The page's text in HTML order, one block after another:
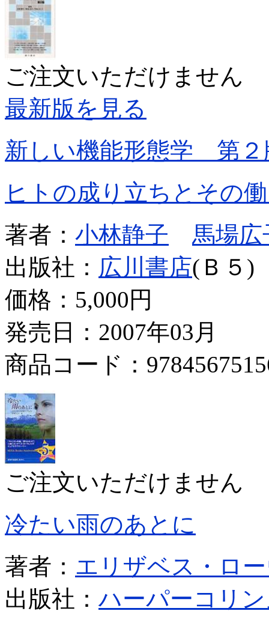
ご注文いただけません
最新版を見る
新しい機能形態学 第２
ヒトの成り立ちとその
著者： 小林静子
馬場広
出版社： 広川書店(Ｂ５)
価格： 5,000円
発売日：2007年03月
商品コード：
ご注文いただけません
冷たい雨のあとに
著者： エリザベス・ロ
出版社：ハーパーコリ